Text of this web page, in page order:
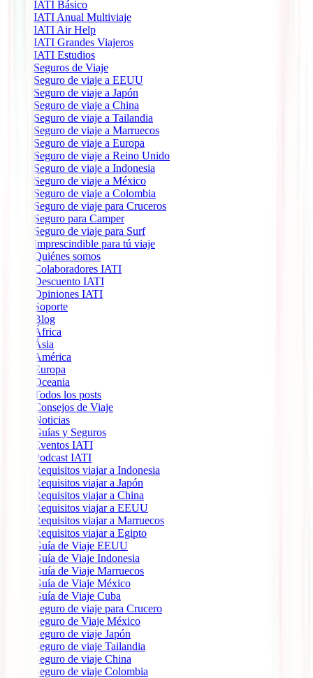
IATI Básico
IATI Anual Multiviaje
IATI Air Help
IATI Grandes Viajeros
IATI Estudios
Seguros de Viaje
Seguro de viaje a EEUU
Seguro de viaje a Japón
Seguro de viaje a China
Seguro de viaje a Tailandia
Seguro de viaje a Marruecos
Seguro de viaje a Europa
Seguro de viaje a Reino Unido
Seguro de viaje a Indonesia
Seguro de viaje a México
Seguro de viaje a Colombia
Seguro de viaje para Cruceros
Seguro para Camper
Seguro de viaje para Surf
Imprescindible para tú viaje
Quiénes somos
Colaboradores IATI
Descuento IATI
Opiniones IATI
Soporte
Blog
África
Ásia
América
Europa
Oceania
Todos los posts
Consejos de Viaje
Noticias
Guías y Seguros
Eventos IATI
Podcast IATI
Requisitos viajar a Indonesia
Requisitos viajar a Japón
Requisitos viajar a China
Requisitos viajar a EEUU
Requisitos viajar a Marruecos
Requisitos viajar a Egipto
Guía de Viaje EEUU
Guía de Viaje Indonesia
Guía de Viaje Marruecos
Guía de Viaje México
Guía de Viaje Cuba
Seguro de viaje para Crucero
Seguro de Viaje México
Seguro de viaje Japón
Seguro de viaje Tailandia
Seguro de viaje China
Seguro de viaje Colombia